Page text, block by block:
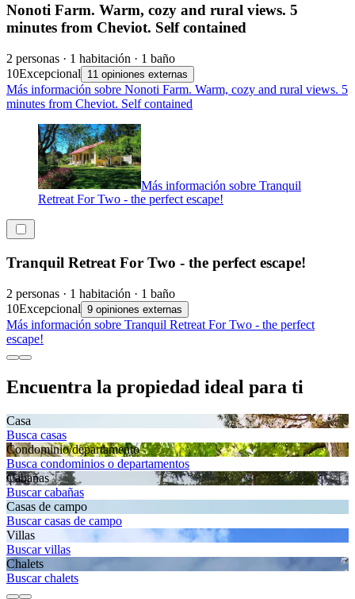
Nonoti Farm. Warm, cozy and rural views. 5
minutes from Cheviot. Self contained
2 personas · 1 habitación · 1 baño
10Excepcional 11 opiniones externas
Más información sobre Nonoti Farm. Warm, cozy and rural views. 5
minutes from Cheviot. Self contained
Más información sobre Tranquil
Retreat For Two - the perfect escape!
Tranquil Retreat For Two - the perfect escape!
2 personas · 1 habitación · 1 baño
10Excepcional 9 opiniones externas
Más información sobre Tranquil Retreat For Two - the perfect
escape!
Encuentra la propiedad ideal para ti
Casa
Busca casas
Condominio/departamento
Busca condominios o departamentos
Cabañas
Buscar cabañas
Casas de campo
Buscar casas de campo
Villas
Buscar villas
Chalets
Buscar chalets